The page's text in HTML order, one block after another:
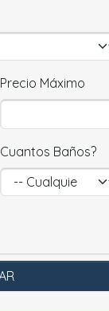
Precio Máximo
Cuantos Baños?